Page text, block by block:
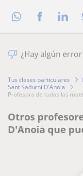
¿Hay algún
Tus clases particulares
Sant Sadurní D'Anoia
profesora de todas las
Otros
D'Anoia que